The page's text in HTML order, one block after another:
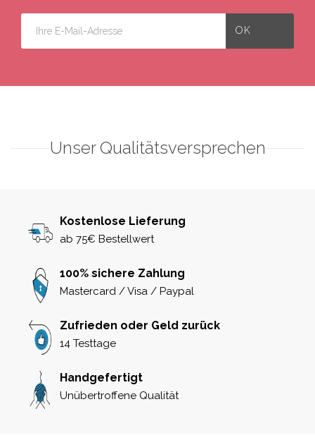
Unser Qualitätsversprechen
Kostenlose Lieferung
ab 75€ Bestellwert
100% sichere Zahlung
Mastercard / Visa / Paypal
Zufrieden oder Geld zurück
14 Testtage
Handgefertigt
Unübertroffene Qualität